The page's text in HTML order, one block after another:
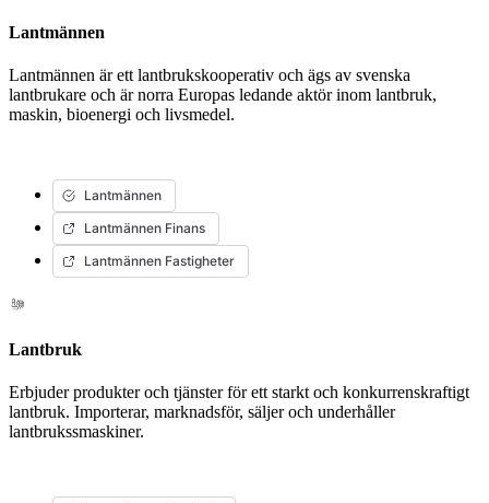
Lantmännen
Lantmännen är ett lantbrukskooperativ och ägs av svenska
lantbrukare och är norra Europas ledande aktör inom lantbruk,
maskin, bioenergi och livsmedel.
Lantmännen
Lantmännen Finans
Lantmännen Fastigheter
Lantbruk
Erbjuder produkter och tjänster för ett starkt och konkurrenskraftigt
lantbruk. Importerar, marknadsför, säljer och underhåller
lantbrukssmaskiner.